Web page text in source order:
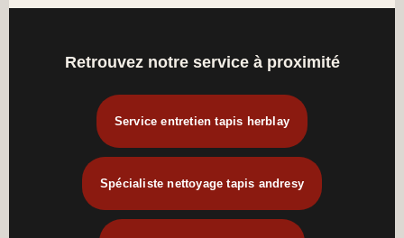
Retrouvez notre service à proximité
Service entretien tapis herblay
Spécialiste nettoyage tapis andresy